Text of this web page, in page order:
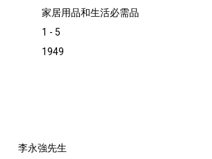
家居用品和生活必需品
1 - 5
1949
李永強先生